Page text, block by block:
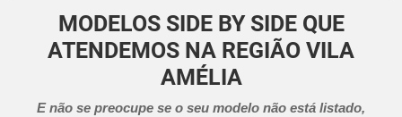
MODELOS SIDE BY SIDE QUE
ATENDEMOS NA REGIÃO VILA
AMÉLIA
E não se preocupe se o seu modelo não está listado,